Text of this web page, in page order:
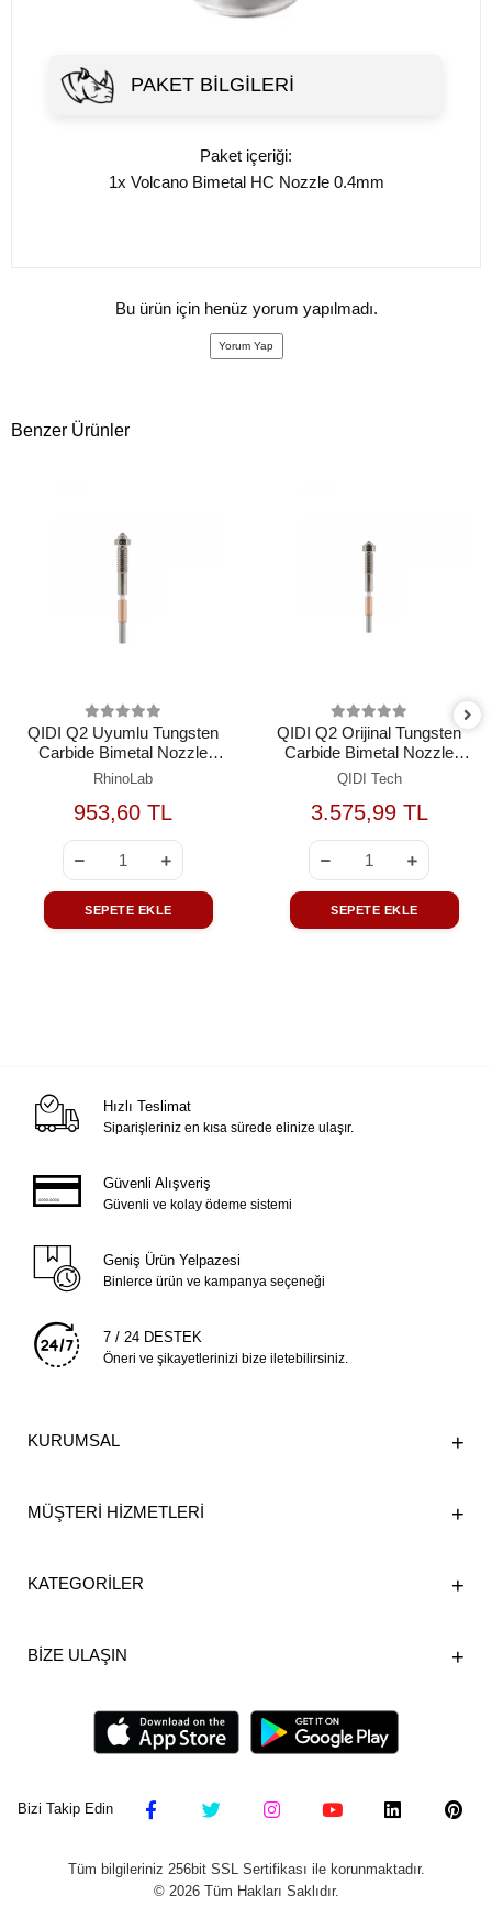
PAKET BILGILERI
Paket içeriği:
1x Volcano Bimetal HC Nozzle 0.4mm
Bu ürün için henüz yorum yapılmadı.
Yorum Yap
Benzer Ürünler
QIDI Q2 Uyumlu Tungsten
Carbide Bimetal Nozzle
0.8mm
RhinoLab
953,60 TL
SEPETE EKLE
QIDI Q2 Orijinal Tungsten
Carbide Bimetal Nozzle
0.8mm
QIDI Tech
3.575,99 TL
SEPETE EKLE
Hızlı Teslimat
Siparişleriniz en kısa sürede elinize ulaşır.
Güvenli Alışveriş
Güvenli ve kolay ödeme sistemi
Geniş Ürün Yelpazesi
Binlerce ürün ve kampanya seçeneği
7 / 24 DESTEK
Öneri ve şikayetlerinizi bize iletebilirsiniz.
KURUMSAL
MÜŞTERİ HİZMETLERİ
KATEGORİLER
BİZE ULAŞIN
Bizi Takip Edin
Tüm bilgileriniz 256bit SSL Sertifikası ile korunmaktadır.
© 2026Tüm Hakları Saklıdır.